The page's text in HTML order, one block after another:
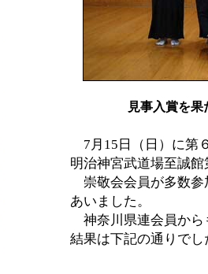
見事入賞を
7月15日（日）に第
明治神宮武道場至誠
崇敬会会員が多数参
あいました。
神奈川県連会員から
結果は下記の通りでし